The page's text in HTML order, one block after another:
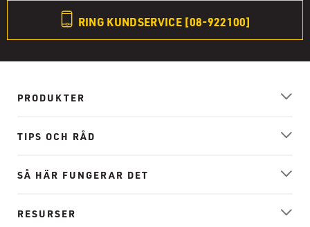
RING KUNDSERVICE [08-922100]
PRODUKTER
TIPS OCH RÅD
SÅ HÄR FUNGERAR DET
RESURSER